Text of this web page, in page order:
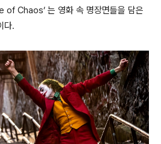
Chaos’ 는 영화 속 명장면들을 담은
다.